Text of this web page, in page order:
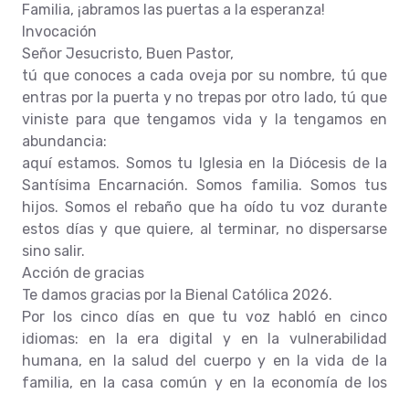
Familia, ¡abramos las puertas a la esperanza!
Invocación
Señor Jesucristo, Buen Pastor,
tú que conoces a cada oveja por su nombre, tú que
entras por la puerta y no trepas por otro lado, tú que
viniste para que tengamos vida y la tengamos en
abundancia:
aquí estamos. Somos tu Iglesia en la Diócesis de la
Santísima Encarnación. Somos familia. Somos tus
hijos. Somos el rebaño que ha oído tu voz durante
estos días y que quiere, al terminar, no dispersarse
sino salir.
Acción de gracias
Te damos gracias por la Bienal Católica 2026.
Por los cinco días en que tu voz habló en cinco
idiomas: en la era digital y en la vulnerabilidad
humana, en la salud del cuerpo y en la vida de la
familia, en la casa común y en la economía de los